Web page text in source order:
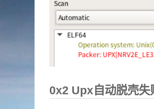
0x2 Upx自动脱壳失